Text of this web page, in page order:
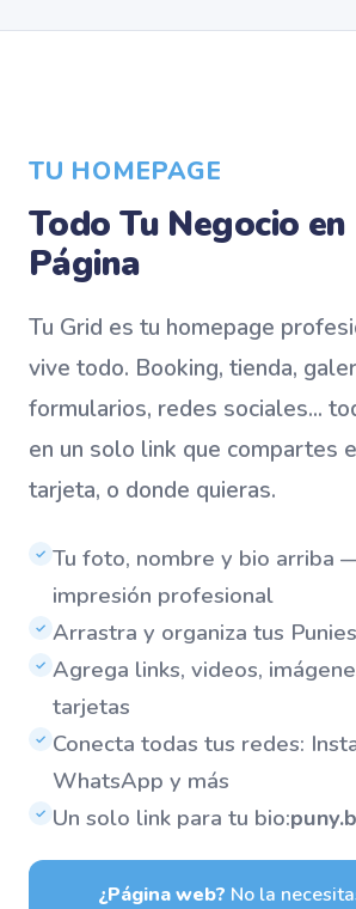
TU HOMEPAGE
Todo Tu Negocio
Página
Tu Grid es tu homepage
vive todo. Booking, tienda,
formularios, redes sociales...
en un solo link que compartes
tarjeta, o donde quieras.
✓ Tu foto, nombre y bio arriba
impresión profesional
✓ Arrastra y organiza tus
✓ Agrega links, videos,
tarjetas
✓ Conecta todas tus redes:
WhatsApp y más
✓ Un solo link para tu bio:
¿Página web? No la